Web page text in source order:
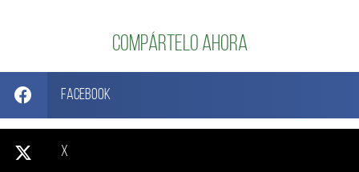
Compártelo ahora
Facebook
X